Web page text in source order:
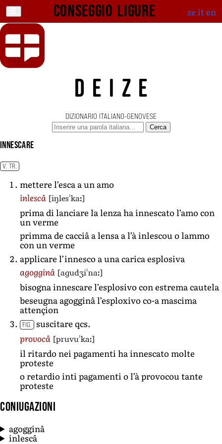
Conseggio ligure ze iten
DEIZE
DIZIONARIO ITALIANO-GENOVESE
Cerca
innescare
V. TR.
mettere l’esca a un amo
inlescâ [iŋlesˈkaː]
prima di lanciare la lenza ha innescato l’amo con
un verme
primma de cacciâ a lensa a l’à inlescou o lammo
con un verme
applicare l’innesco a una carica esplosiva
agogginâ [aɡudʒiˈnaː]
bisogna innescare l’esplosivo con estrema cautela
beseugna agogginâ l’esploxivo co-a mascima
attençion
FIG.
suscitare qcs.
provocâ [pruvuˈkaː]
il ritardo nei pagamenti ha innescato molte
proteste
o retardio inti pagamenti o l’à provocou tante
proteste
Coniugazioni
agogginâ
inlescâ